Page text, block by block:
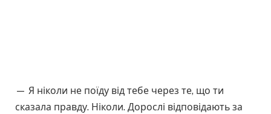
— Я ніколи не поїду від тебе через те, що ти
сказала правду. Ніколи. Дорослі відповідають за